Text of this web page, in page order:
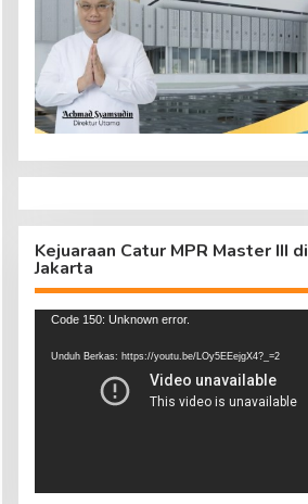
Kejuaraan Catur MPR Master III di
Jakarta
Pemutar
Code 150: Unknown error.
Unduh Berkas: https://youtu.be/LOy5EEejgX4?_=2